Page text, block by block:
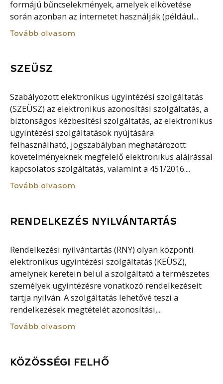
formájú bűncselekmények, amelyek elkövetése
során azonban az internetet használják (például...
Tovább olvasom
SZEÜSZ
Szabályozott elektronikus ügyintézési szolgáltatás
(SZEÜSZ) az elektronikus azonosítási szolgáltatás, a
biztonságos kézbesítési szolgáltatás, az elektronikus
ügyintézési szolgáltatások nyújtására
felhasználható, jogszabályban meghatározott
követelményeknek megfelelő elektronikus aláírással
kapcsolatos szolgáltatás, valamint a 451/2016....
Tovább olvasom
RENDELKEZÉS NYILVÁNTARTÁS
Rendelkezési nyilvántartás (RNY) olyan központi
elektronikus ügyintézési szolgáltatás (KEÜSZ),
amelynek keretein belül a szolgáltató a természetes
személyek ügyintézésre vonatkozó rendelkezéseit
tartja nyilván. A szolgáltatás lehetővé teszi a
rendelkezések megtételét azonosítási,...
Tovább olvasom
KÖZÖSSÉGI FELHŐ